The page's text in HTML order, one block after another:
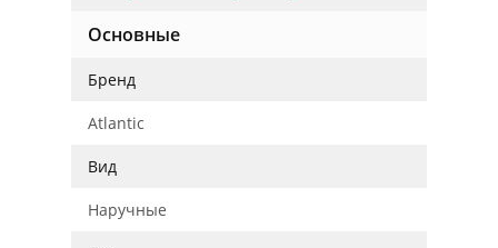
Основные
Бренд
Atlantic
Вид
Наручные